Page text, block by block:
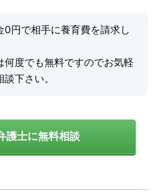
0円で相手に養育費を請求し
何度でも無料ですのでお気軽
談下さい。
護士に無料相談